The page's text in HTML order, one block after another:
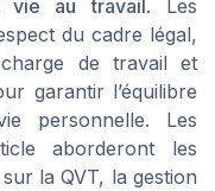
vie au travail. Les
du cadre légal,
de travail et
garantir l’équilibre
personnelle. Les
aborderont les
la QVT, la gestion